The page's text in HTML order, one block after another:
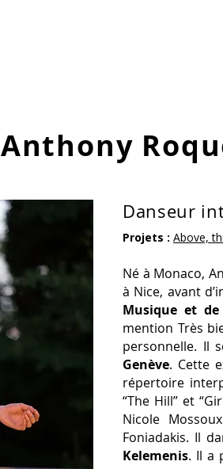
Anthony
Danseur
Projets : Above,
Né à Monaco,
à Nice, avant
Musique et
mention Très
personnelle. Il
Genève. Cette
répertoire
“The Hill” et
Nicole
Foniadakis. Il
Kelemenis. Il a